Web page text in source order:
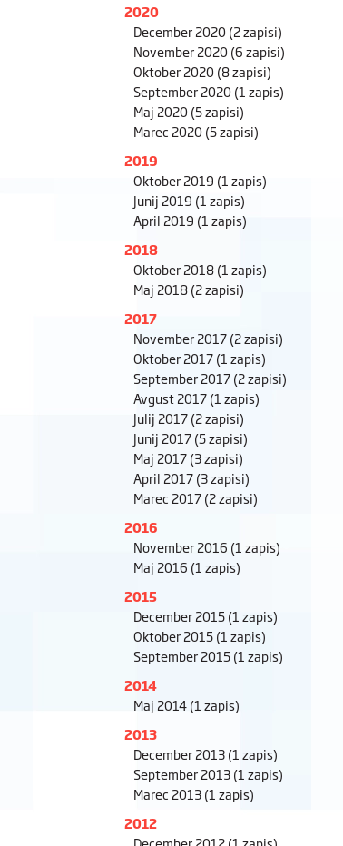
2020
December 2020(2 zapisi)
November 2020(6 zapisi)
Oktober 2020(8 zapisi)
September 2020(1 zapis)
Maj 2020(5 zapisi)
Marec 2020(5 zapisi)
2019
Oktober 2019 (1 zapis)
Junij 2019 (1 zapis)
April 2019 (1 zapis)
2018
Oktober 2018(1 zapis)
Maj 2018(2 zapisi)
2017
November 2017(2 zapisi)
Oktober 2017(1 zapis)
September 2017(2 zapisi)
Avgust 2017(1 zapis)
Julij 2017(2 zapisi)
Junij 2017(5 zapisi)
Maj 2017(3 zapisi)
April 2017(3 zapisi)
Marec 2017(2 zapisi)
2016
November 2016 (1 zapis)
Maj 2016 (1 zapis)
2015
December 2015(1 zapis)
Oktober 2015(1 zapis)
September 2015(1 zapis)
2014
Maj 2014(1 zapis)
2013
December 2013(1 zapis)
September 2013(1 zapis)
Marec 2013(1 zapis)
2012